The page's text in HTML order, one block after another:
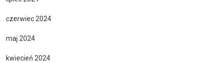
czerwiec 2024
maj 2024
kwiecień 2024